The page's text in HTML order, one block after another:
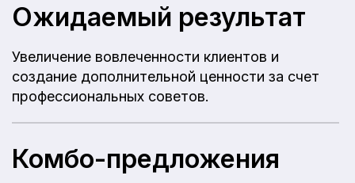
Ожидаемый результат
Увеличение вовлеченности клиентов и
создание дополнительной ценности за счет
профессиональных советов.
Комбо-предложения